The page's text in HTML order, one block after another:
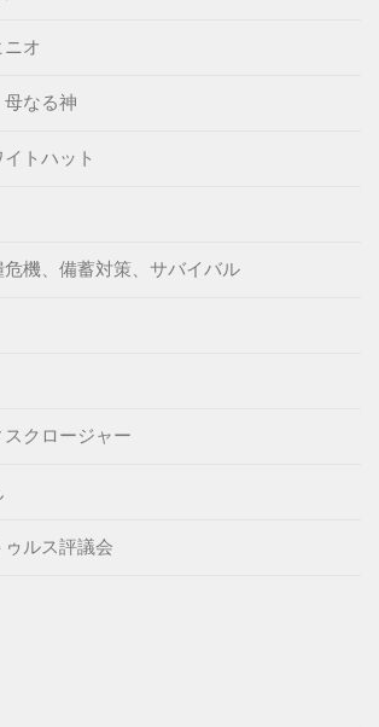
オ
母なる神
トハット
機、備蓄対策、サバイバル
クロージャー
ゥルス評議会